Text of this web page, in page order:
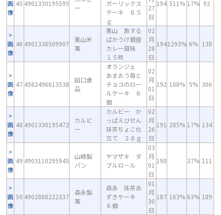
画
像
45 4901330195595
ー
ガーリックス
テーキ ６５
ｇ
27
日
194 511% 17% 92
画
像
46 4901336509907
栗山米
菓
栗山 旅する
ばかうけ銀座
カレー風味
１５枚
02
月
28
日
1941293% 6% 138
画
像
47 4582496613538
田口食
品
オランジェ
あまおう苺と
チョコのロー
ルケーキ ６
個
02
月
01
日
192 108% 5% 306
画
像
48 4901330195472
カルビ
ー
カルビー か
っぱえびせん
抹茶ちょこ仕
立て ２８ｇ
02
月
26
日
191 285% 17% 134
画
像
49 4903110295945
山崎製
パン
ヤマザキ ダ
ブルロ－ル
03
月
01
日
190 37% 111
画
像
50 4902888222337
森永製
菓
森永 抹茶あ
ずきケーキ
６個
01
月
30
日
187 163% 63% 189